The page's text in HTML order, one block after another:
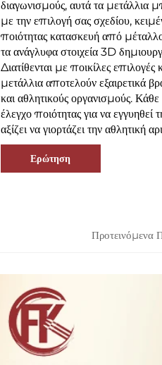
διαγωνισμούς, αυτά τα
με την επιλογή σας σχεδίου,
ποιότητας κατασκευή από
τα ανάγλυφα στοιχεία 3D
Διατίθενται με ποικίλες
μετάλλια αποτελούν εξαιρετικά
και αθλητικούς οργανισμούς.
έλεγχο ποιότητας για να
αξίζει να γιορτάζει την αθλητική
Ερώτηση
Προτεινόμενα